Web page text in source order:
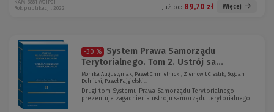
Już od: 89,70 zł Więcej
KAM-3881 W01P01
Rok publikacji: 2022
-30 %
System Prawa Samorządu
Terytorialnego. Tom 2. Ustrój sa...
Monika Augustyniak, Paweł Chmielnicki, Ziemowit Cieślik, Bogdan
Dolnicki, Paweł Fajgielski...
Drugi tom Systemu Prawa Samorządu Terytorialnego
prezentuje zagadnienia ustroju samorządu terytorialnego